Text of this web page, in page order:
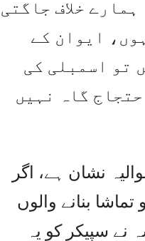
خلاف جاگتی
ایوان کے
تو اسمبلی کی
گاہ نہیں
نشان ہے، اگر
بنانے والوں
سپیکر کو یہ